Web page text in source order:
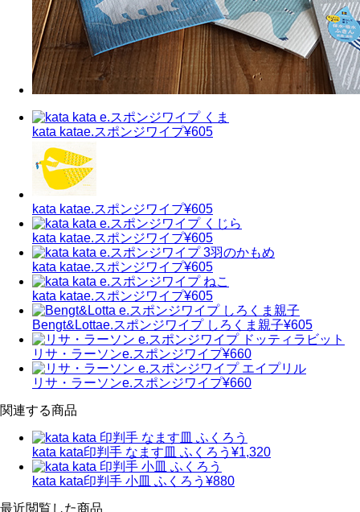
kata katae.スポンジワイプ¥605
kata katae.スポンジワイプ¥605
kata katae.スポンジワイプ¥605
kata katae.スポンジワイプ¥605
kata katae.スポンジワイプ¥605
Bengt&Lottae.スポンジワイプ しろくま親子¥605
リサ・ラーソンe.スポンジワイプ¥660
リサ・ラーソンe.スポンジワイプ¥660
関連する商品
kata kata印判手 なます皿 ふくろう ¥1,320
kata kata印判手 小皿 ふくろう ¥880
最近閲覧した商品